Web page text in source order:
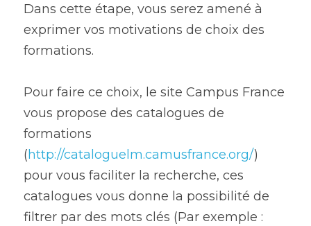
Dans cette étape, vous serez amené à
exprimer vos motivations de choix des
formations.
Pour faire ce choix, le site Campus France
vous propose des catalogues de
formations
(http://cataloguelm.camusfrance.org/)
pour vous faciliter la recherche, ces
catalogues vous donne la possibilité de
filtrer par des mots clés (Par exemple :